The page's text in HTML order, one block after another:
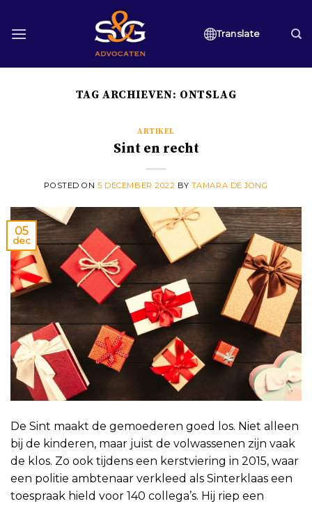
content
Translate
TAG ARCHIEVEN: ONTSLAG
ARTIKEL
Sint en recht
POSTED ON5 DECEMBER 2022 BY TAMARA DE JONG
05
dec
De Sint maakt de gemoederen goed los. Niet alleen
bij de kinderen, maar juist de volwassenen zijn vaak
de klos. Zo ook tijdens een kerstviering in 2015, waar
een politie ambtenaar verkleed als Sinterklaas een
toespraak hield voor 140 collega’s. Hij riep een